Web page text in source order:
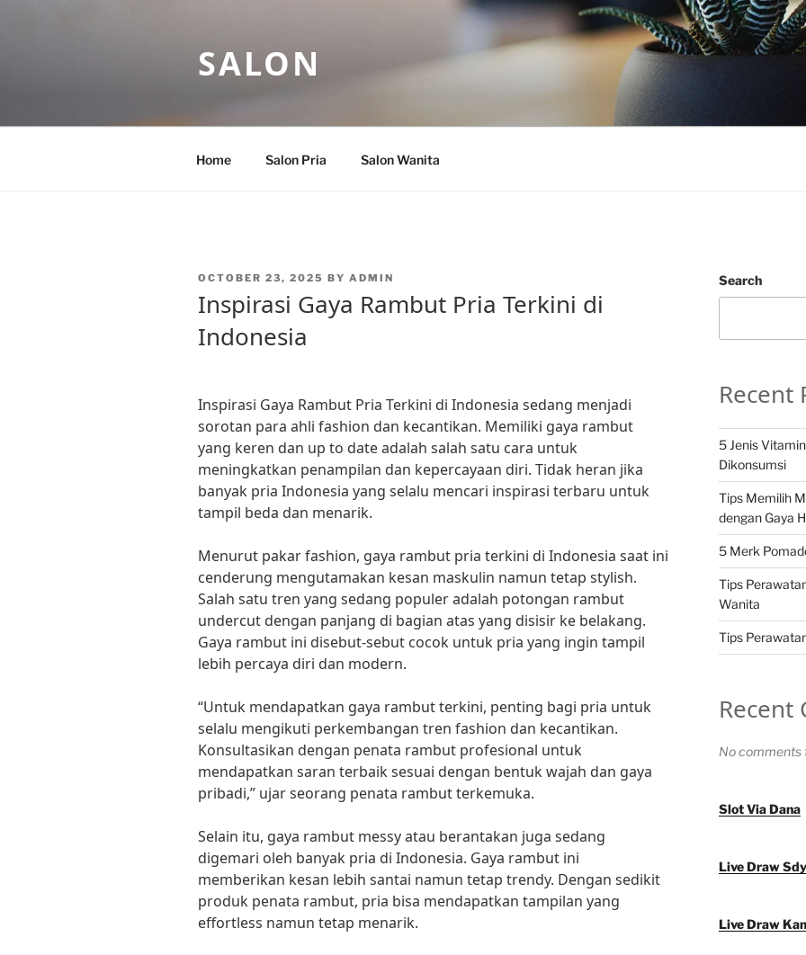
SALON
Home Salon Pria Salon Wanita
POSTED
OCTOBER 23, 2025 BY ADMIN
Inspirasi Gaya Rambut Pria Terkini di
Indonesia
Inspirasi Gaya Rambut Pria Terkini di Indonesia sedang menjadi
sorotan para ahli fashion dan kecantikan. Memiliki gaya rambut
yang keren dan up to date adalah salah satu cara untuk
meningkatkan penampilan dan kepercayaan diri. Tidak heran jika
banyak pria Indonesia yang selalu mencari inspirasi terbaru untuk
tampil beda dan menarik.
Menurut pakar fashion, gaya rambut pria terkini di Indonesia saat ini
cenderung mengutamakan kesan maskulin namun tetap stylish.
Salah satu tren yang sedang populer adalah potongan rambut
undercut dengan panjang di bagian atas yang disisir ke belakang.
Gaya rambut ini disebut-sebut cocok untuk pria yang ingin tampil
lebih percaya diri dan modern.
“Untuk mendapatkan gaya rambut terkini, penting bagi pria untuk
selalu mengikuti perkembangan tren fashion dan kecantikan.
Konsultasikan dengan penata rambut profesional untuk
mendapatkan saran terbaik sesuai dengan bentuk wajah dan gaya
pribadi,” ujar seorang penata rambut terkemuka.
Selain itu, gaya rambut messy atau berantakan juga sedang
digemari oleh banyak pria di Indonesia. Gaya rambut ini
memberikan kesan lebih santai namun tetap trendy. Dengan sedikit
produk penata rambut, pria bisa mendapatkan tampilan yang
effortless namun tetap menarik.
Search
Recent
5 Jenis
Dikonsumsi
Tips Memilih
dengan Gaya
5 Merk
Tips
Wanita
Tips
Recent
No comments
Slot Via Dana
Live Draw Sdy
Live Draw